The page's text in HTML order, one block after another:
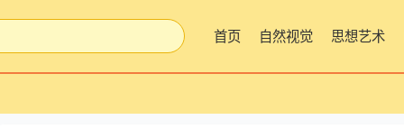
首页 自然视觉 思想艺术